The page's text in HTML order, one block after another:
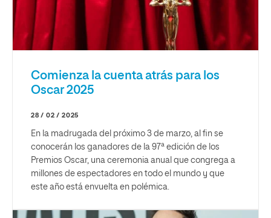
Comienza la cuenta atrás para los
Oscar 2025
28 / 02 / 2025
En la madrugada del próximo 3 de marzo, al fin se
conocerán los ganadores de la 97ª edición de los
Premios Oscar, una ceremonia anual que congrega a
millones de espectadores en todo el mundo y que
este año está envuelta en polémica.